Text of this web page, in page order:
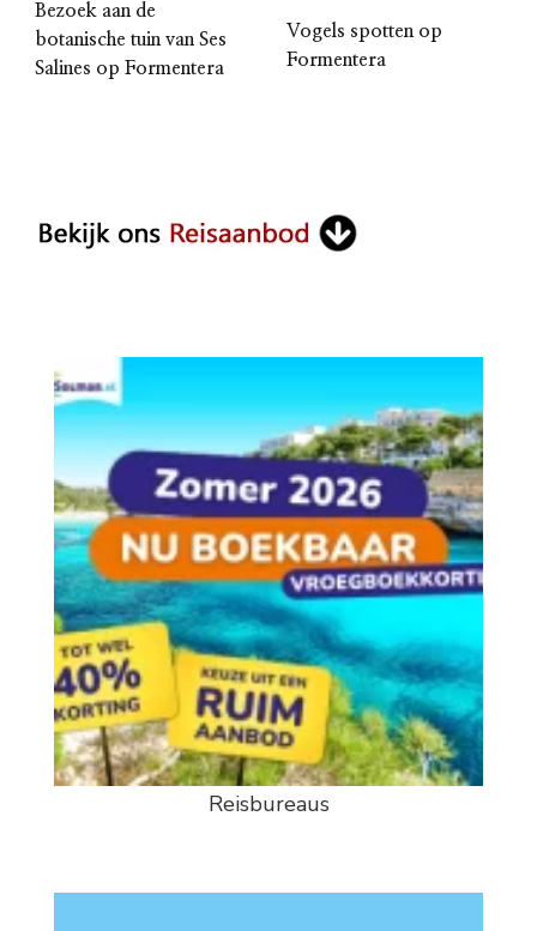
Bezoek aan de
botanische tuin van Ses
Salines op Formentera
Vogels spotten op
Formentera
Reisbureaus